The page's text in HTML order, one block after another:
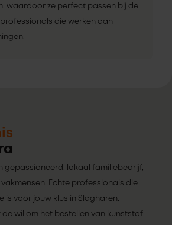
waardoor ze perfect passen bij de
die werken aan
gepassioneerd, lokaal familiebedrijf,
Echte professionals die
is voor jouw klus in Slagharen.
wil om het bestellen van kunststof